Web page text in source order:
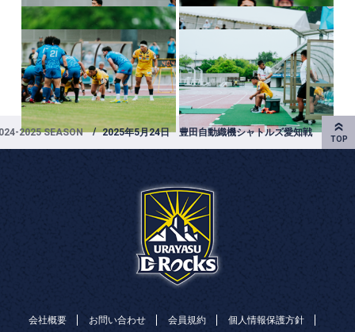
2025 SEASON 2025年5月24日 豊田自動織機シャトルズ愛知戦
会社概要 お問い合わせ 会員規約 個人情報保護方針